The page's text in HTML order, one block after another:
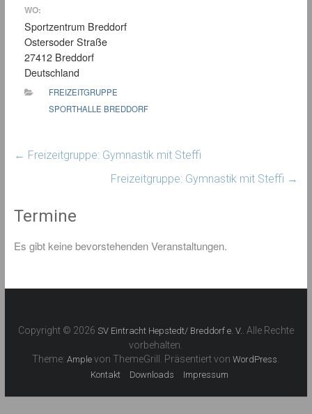
WO:
Sportzentrum Breddorf
Ostersoder Straße
27412 Breddorf
Deutschland
FREIZEITGRUPPE
SPORTHALLE BREDDORF
← Freizeitgruppe: Gymnastik mit Steffi
Freizeitgruppe: Gymnastik mit Steffi →
Termine
Es gibt keine bevorstehenden Veranstaltungen.
Copyright © 2026 SV Eintracht Hepstedt/ Breddorf e. V. . Alle Rechte
vorbehalten.
Theme:Ample von ThemeGrill. Präsentiert vonWordPress
Kontakt Downloads Impressum